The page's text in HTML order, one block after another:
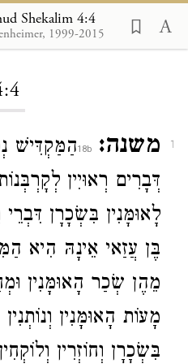
Shekalim 4:4
1999-2015
1 משנה:
הַמַּקְדִּישׁ
דְּבָרִים רְאוּיִין
לָאוּמָּנִין בִּשְׂכָרָן דִּבְרֵי
בֶּן עֲזַאי אֵינָהּ הִיא
מֵהֶן שְׂכַר הָאוּמָּנִין
מָעוֹת הָאוּמָּנִין
בִּשְׂכָרָן וְחוֹזְרִין